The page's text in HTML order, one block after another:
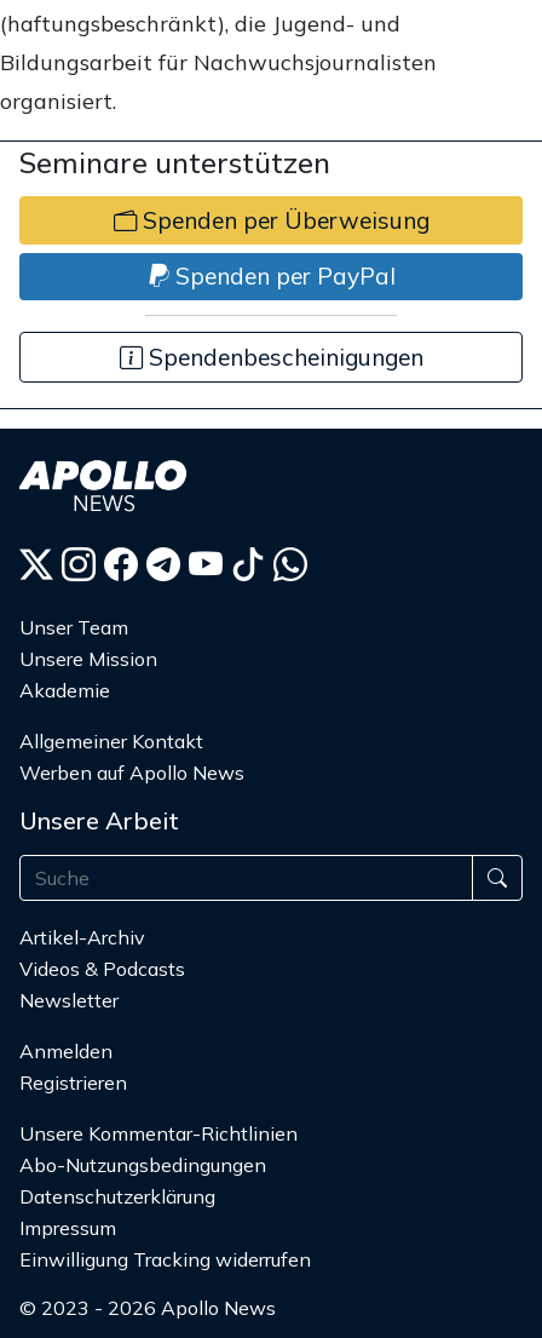
(haftungsbeschränkt), die Jugend- und
Bildungsarbeit für Nachwuchsjournalisten
organisiert.
Seminare unterstützen
Spenden per Überweisung
Spenden per PayPal
Spendenbescheinigungen
Unser Team
Unsere Mission
Akademie
Allgemeiner Kontakt
Werben auf Apollo News
Unsere Arbeit
Artikel-Archiv
Videos & Podcasts
Newsletter
Anmelden
Registrieren
Unsere Kommentar-Richtlinien
Abo-Nutzungsbedingungen
Datenschutzerklärung
Impressum
Einwilligung Tracking widerrufen
© 2023 - 2026 Apollo News